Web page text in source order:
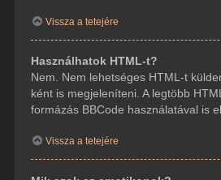
Vissza a tetejére
Használhatok HTML-t?
Nem. Nem lehetséges HTML-t
ként is megjeleníteni. A legtöbb
formázás BBCode használatával is
Vissza a tetejére